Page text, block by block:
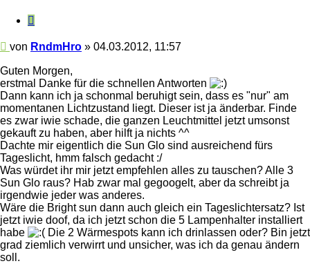
Zitieren
Beitrag
von RndmHro » 04.03.2012, 11:57
Guten Morgen,
erstmal Danke für die schnellen Antworten
Dann kann ich ja schonmal beruhigt sein, dass es "nur" am
momentanen Lichtzustand liegt. Dieser ist ja änderbar. Finde
es zwar iwie schade, die ganzen Leuchtmittel jetzt umsonst
gekauft zu haben, aber hilft ja nichts ^^
Dachte mir eigentlich die Sun Glo sind ausreichend fürs
Tageslicht, hmm falsch gedacht :/
Was würdet ihr mir jetzt empfehlen alles zu tauschen? Alle 3
Sun Glo raus? Hab zwar mal gegoogelt, aber da schreibt ja
irgendwie jeder was anderes.
Wäre die Bright sun dann auch gleich ein Tageslichtersatz? Ist
jetzt iwie doof, da ich jetzt schon die 5 Lampenhalter installiert
habe
Die 2 Wärmespots kann ich drinlassen oder? Bin jetzt
grad ziemlich verwirrt und unsicher, was ich da genau ändern
soll.